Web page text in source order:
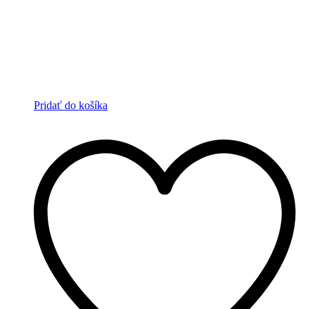
Pridať do košíka